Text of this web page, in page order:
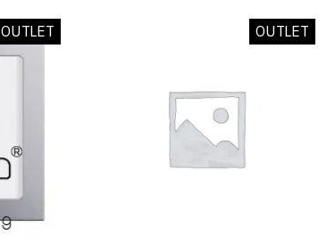
OUTLET OUTLET